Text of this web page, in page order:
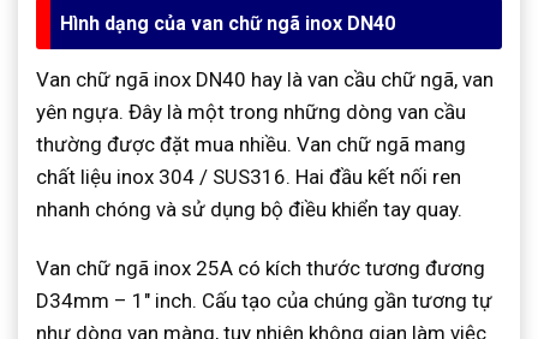
Hình dạng của van chữ ngã inox DN40
Van chữ ngã inox DN40 hay là van cầu chữ ngã, van
yên ngựa. Đây là một trong những dòng van cầu
thường được đặt mua nhiều. Van chữ ngã mang
chất liệu inox 304 / SUS316. Hai đầu kết nối ren
nhanh chóng và sử dụng bộ điều khiển tay quay.
Van chữ ngã inox 25A có kích thước tương đương
D34mm – 1″ inch. Cấu tạo của chúng gần tương tự
như dòng van màng, tuy nhiên không gian làm việc